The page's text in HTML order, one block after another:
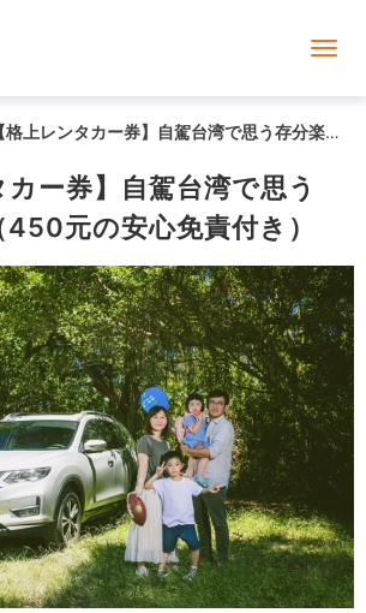
【格上レンタカー券】自駕台湾で思う存分楽しむ（450元の安心免責付き）
カー券】自駕台湾で思う
元の安心免責付き）